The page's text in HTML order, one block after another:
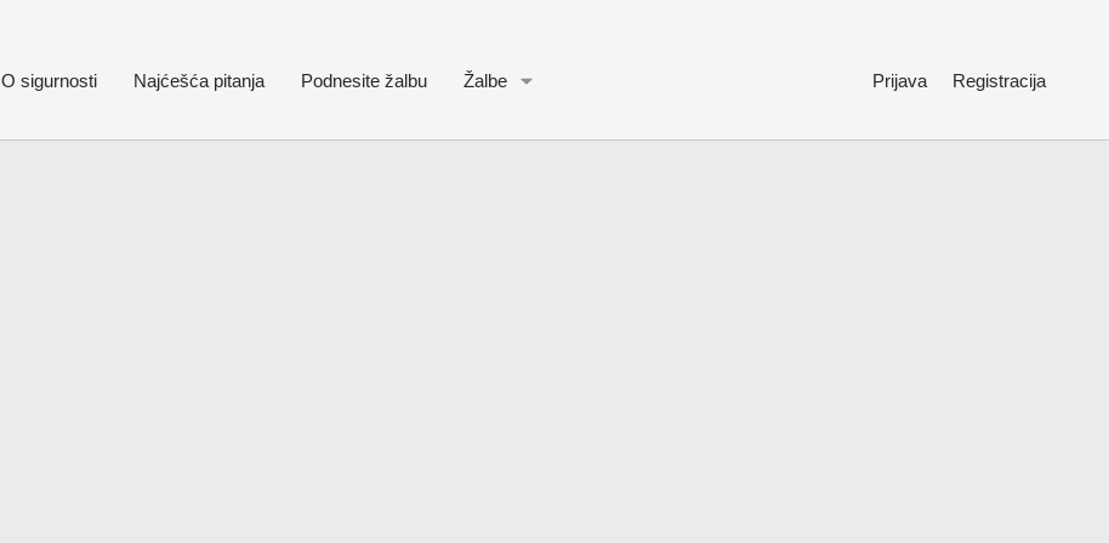
O sigurnosti Najćešća pitanja Podnesite žalbu Žalbe Prijava Registracija